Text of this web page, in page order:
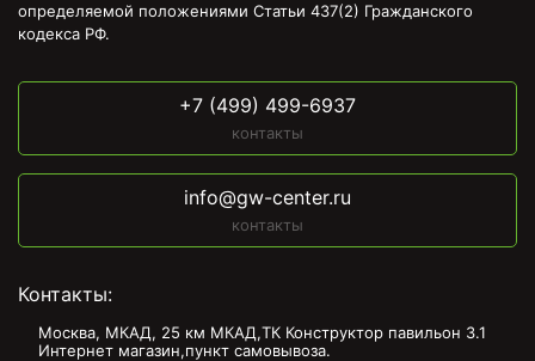
определяемой положениями Статьи 437(2) Гражданского
кодекса РФ.
+7 (499) 499-6937
контакты
info@gw-center.ru
контакты
Контакты:
Москва, МКАД, 25 км МКАД,ТК Конструктор павильон З.1
Интернет магазин,пункт самовывоза.